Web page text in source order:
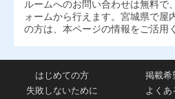
ルームへのお問い合わせは無料で
ォームから行えます。宮城県で屋
の方は、本ページの情報をご活用
はじめての方
掲載希
失敗しないために
よくあ